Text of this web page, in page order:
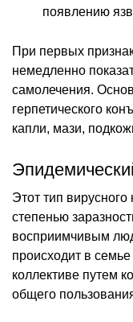
появлению
При первых
немедленно
самолечения.
герпетического
капли, мази,
Этот тип
степенью
восприимчивым
происходит в
коллективе путем
общего